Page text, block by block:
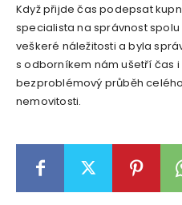
Když přijde čas podepsat
specialista na správnost
veškeré náležitosti a byla
s odborníkem nám ušetří čas
bezproblémový průběh
nemovitosti.